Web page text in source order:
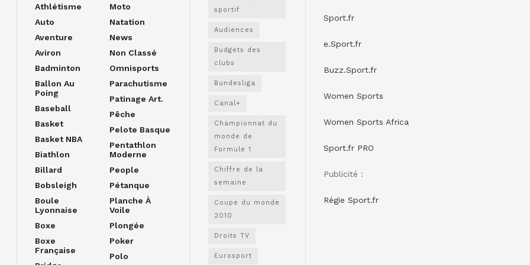
Athlétisme
Auto
Aventure
Aviron
Badminton
Ballon Au
Poing
Baseball
Basket
Basket NBA
Biathlon
Billard
Bobsleigh
Boule
Lyonnaise
Boxe
Boxe
Française
Moto
Natation
News
Non Classé
Omnisports
Parachutisme
Patinage Art.
Pêche
Pelote Basque
Pentathlon
Moderne
People
Pétanque
Planche À
Voile
Plongée
Poker
Polo
sportif
Audiences
Budgets des
clubs
Bundesliga
Canal+
Championnat du
monde de
Formule 1
Chiffre de la
semaine
Coupe du monde
2010
Droits TV
Eurosport
Sport.fr
e.Sport.fr
Buzz.Sport.fr
Women Sports
Women Sports Africa
Sport.fr PRO
Publicité :
Régie Sport.fr